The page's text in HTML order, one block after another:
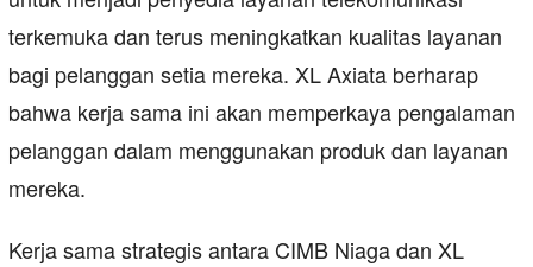
terkemuka dan terus meningkatkan kualitas layanan
bagi pelanggan setia mereka. XL Axiata berharap
bahwa kerja sama ini akan memperkaya pengalaman
pelanggan dalam menggunakan produk dan layanan
mereka.
Kerja sama strategis antara CIMB Niaga dan XL